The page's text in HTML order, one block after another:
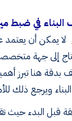
في ضبط
لا يمكن أن يعتمد
إلى جهة
بدقة هنا تبرز
ويرجع ذلك
قبل البدء حيث